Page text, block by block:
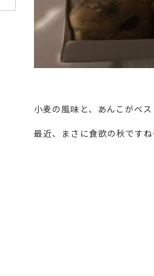
小麦の風味と、あんこがベ
最近、まさに食欲の秋です